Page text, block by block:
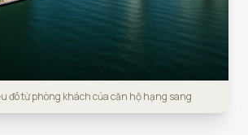
đô từ phòng khách của căn hộ hạng sang